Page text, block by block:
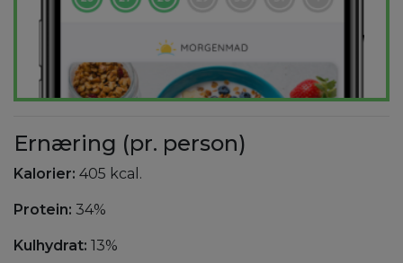
Ernæring (pr. person)
Kalorier: 405 kcal.
Protein: 34%
Kulhydrat: 13%